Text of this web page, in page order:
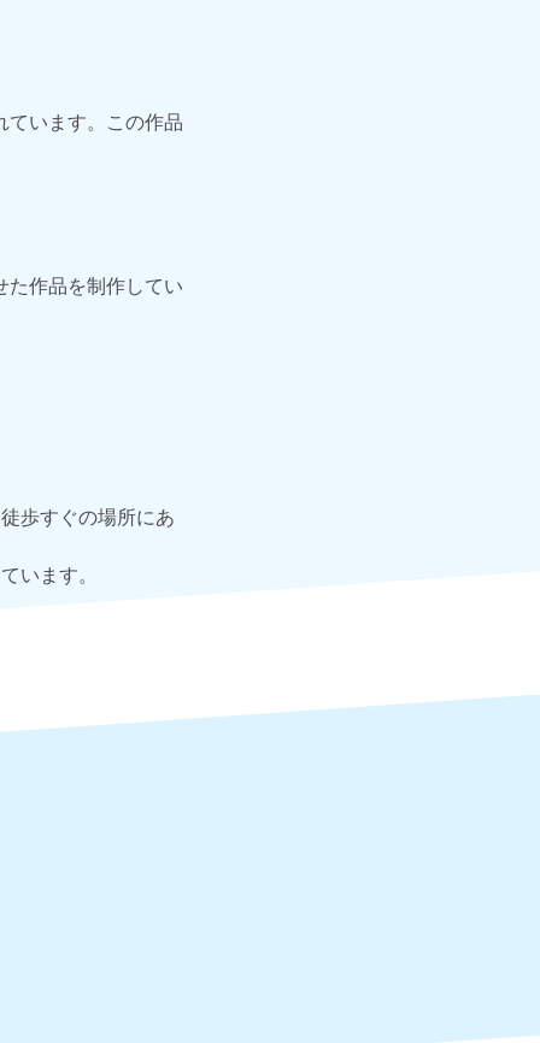
ています。この作品
た作品を制作してい
歩すぐの場所にあ
います。